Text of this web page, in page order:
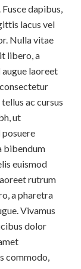
dapibus,
lacus vel
Nulla vitae
libero, a
laoreet
ac cursus
ut
posuere
bibendum
euismod
rutrum
a pharetra
Vivamus
dolor
commodo,